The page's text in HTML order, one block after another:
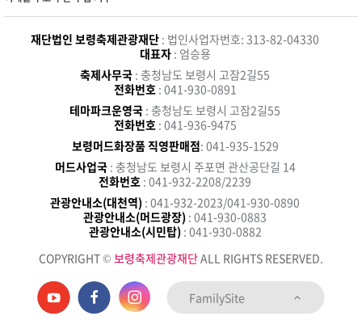
재단법인 보령축제관광재단 : 법인사업자번호: 313-82-04330
대표자: 엄승용
축제사무국 : 충청남도 보령시 고잠2길55
전화번호 : 041-930-0891
테마파크운영국 : 충청남도 보령시 고잠2길55
전화번호 : 041-936-9475
보령머드화장품 직영판매점: 041-935-1529
머드사업국 : 충청남도 보령시 주포면 관산공단길 14
전화번호 : 041-932-2208/2239
관광안내소(대천역) : 041-932-2023/041-930-0890
관광안내소(머드광장) : 041-930-0883
관광안내소(시민탑) : 041-930-0882
COPYRIGHT © 보령축제관광재단ALL RIGHTS RESERVED.
FamilySite